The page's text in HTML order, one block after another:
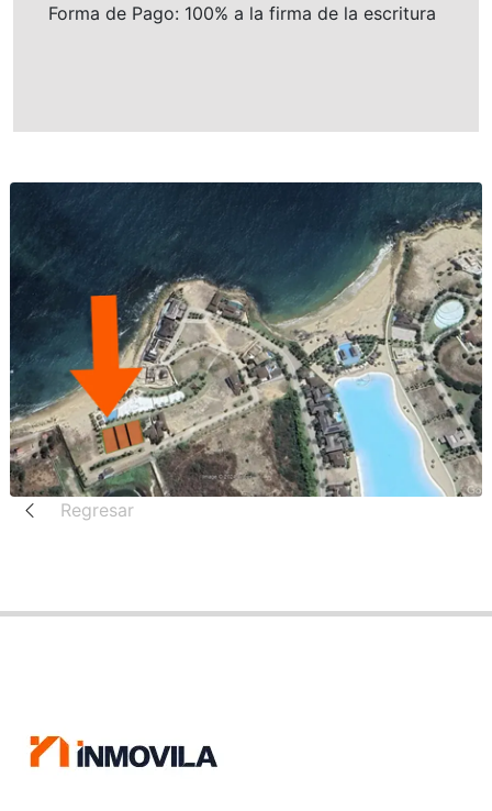
Forma de Pago: 100% a la firma de la escritura
Regresar